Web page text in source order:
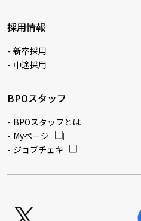
採用情報
新卒採用
中途採用
BPOスタッフ
BPOスタッフとは
Myページ
ジョブチェキ